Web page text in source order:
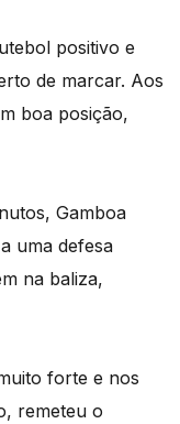
positivo e
de marcar. Aos
boa posição,
Gamboa
uma defesa
na baliza,
forte e nos
remeteu o